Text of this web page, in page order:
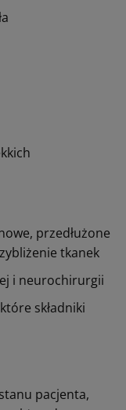
przedłużone
tkanek
i neurochirurgii
składniki
pacjenta,